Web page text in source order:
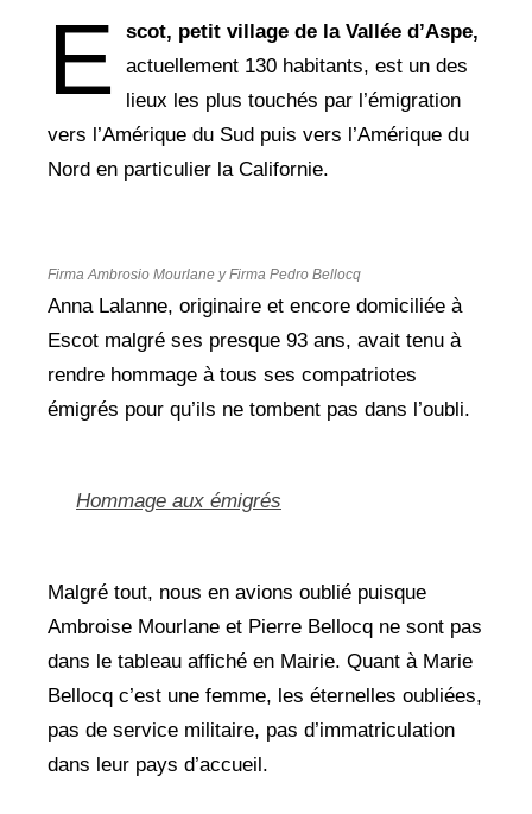
E
scot, petit village de la Vallée d’Aspe,
actuellement 130 habitants, est un des
lieux les plus touchés par l’émigration
vers l’Amérique du Sud puis vers l’Amérique du
Nord en particulier la Californie.
Firma Ambrosio Mourlane yFirma Pedro Bellocq
Anna Lalanne, originaire et encore domiciliée à
Escot malgré ses presque 93 ans, avait tenu à
rendre hommage à tous ses compatriotes
émigrés pour qu’ils ne tombent pas dans l’oubli.
Hommage aux émigrés
Malgré tout, nous en avions oublié puisque
Ambroise Mourlane et Pierre Bellocq ne sont pas
dans le tableau affiché en Mairie. Quant à Marie
Bellocq c’est une femme, les éternelles oubliées,
pas de service militaire, pas d’immatriculation
dans leur pays d’accueil.